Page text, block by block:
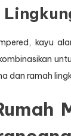
kayu
dan ramah